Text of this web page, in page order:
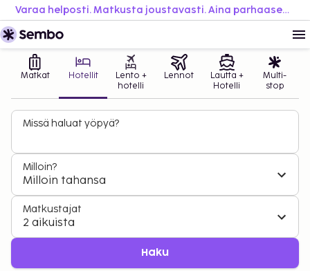
Varaa helposti. Matkusta joustavasti. Aina parhaaseen hintaan.
Matkat Hotellit
Lento +
hotelli
Lennot
Lautta +
Hotelli
Multi-
stop
Missä haluat yöpyä?
Milloin?
Milloin tahansa
Matkustajat
2 aikuista
Haku